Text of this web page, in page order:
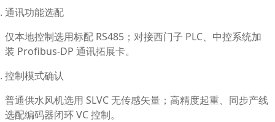
通讯功能选配
仅本地控制选用标配 RS485；对接西门子 PLC、中控系统加
装 Profibus-DP 通讯拓展卡。
控制模式确认
普通供水风机选用 SLVC 无传感矢量；高精度起重、同步产线
选配编码器闭环 VC 控制。